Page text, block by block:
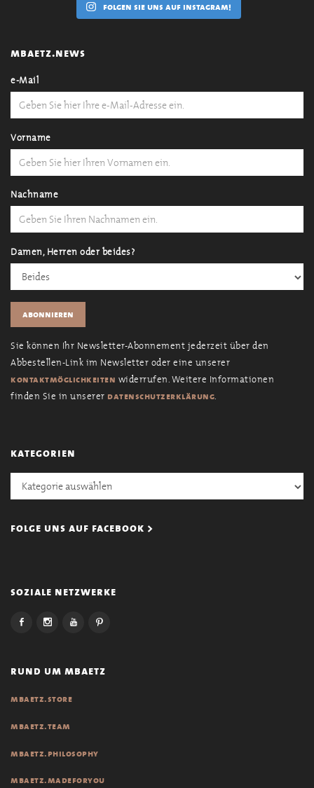
folgen sie uns auf instagram!
mbaetz.news
e-Mail
Vorname
Nachname
Damen, Herren oder beides?
Sie können Ihr Newsletter-Abonnement jederzeit über den
Abbestellen-Link im Newsletter oder eine unserer
kontaktmöglichkeiten widerrufen. Weitere Informationen
finden Sie in unserer datenschutzerklärung.
kategorien
Kategorien
folge uns auf facebook >
soziale netzwerke
rund um mbaetz
mbaetz.store
mbaetz.team
mbaetz.philosophy
mbaetz.madeforyou